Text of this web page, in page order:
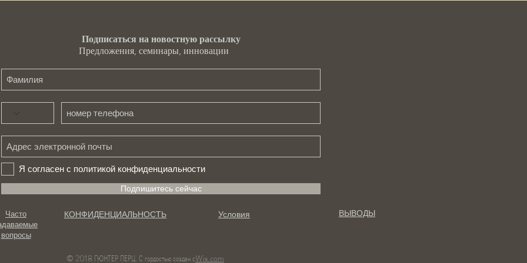
Подписаться на новостную рассылку
Предложения, семинары, инновации
Я согласен с политикой конфиденциальности
Подпишитесь сейчас
ВЫВОДЫ
Часто
вопросы
КОНФИДЕНЦИАЛЬНОСТЬ Условия
© 2018 ГЮНТЕР ПЕРЦ. С гордостью создан сWix.com